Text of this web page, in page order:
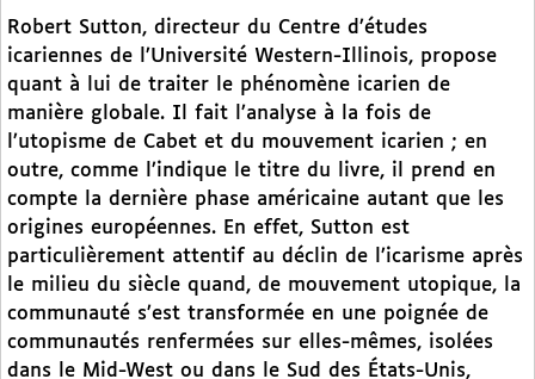
Robert Sutton, directeur du Centre d’études
icariennes de l’Université Western-Illinois, propose
quant à lui de traiter le phénomène icarien de
manière globale. Il fait l’analyse à la fois de
l’utopisme de Cabet et du mouvement icarien ; en
outre, comme l’indique le titre du livre, il prend en
compte la dernière phase américaine autant que les
origines européennes. En effet, Sutton est
particulièrement attentif au déclin de l’icarisme après
le milieu du siècle quand, de mouvement utopique, la
communauté s’est transformée en une poignée de
communautés renfermées sur elles-mêmes, isolées
dans le Mid-West ou dans le Sud des États-Unis,